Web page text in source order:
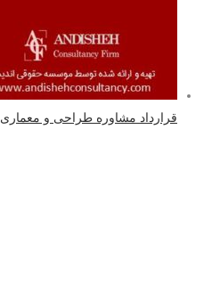
قرارداد مشاوره طراحی و معماری